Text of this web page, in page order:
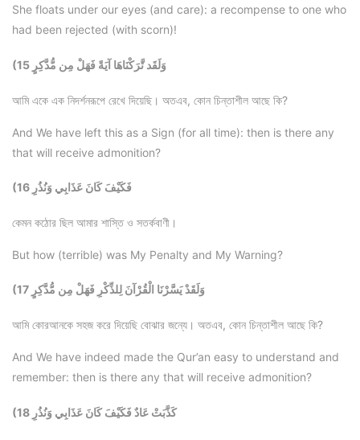
She floats under our eyes (and care): a recompense to one who
had been rejected (with scorn)!
(15 وَلَقَد تَّرَكْنَاهَا آيَةً فَهَلْ مِن مُّدَّكِرٍ
আমি একে এক নিদর্শনরূপে রেখে দিয়েছি। অতএব, কোন চিন্তাশীল আছে কি?
And We have left this as a Sign (for all time): then is there any
that will receive admonition?
(16 فَكَيْفَ كَانَ عَذَابِي وَنُذُرِ
কেমন কঠোর ছিল আমার শাস্তি ও সতর্কবাণী।
But how (terrible) was My Penalty and My Warning?
(17 وَلَقَدْ يَسَّرْنَا الْقُرْآنَ لِلذِّكْرِ فَهَلْ مِن مُّدَّكِرٍ
আমি কোরআনকে সহজ করে দিয়েছি বোঝার জন্যে। অতএব, কোন চিন্তাশীল আছে কি?
And We have indeed made the Qur’an easy to understand and
remember: then is there any that will receive admonition?
(18 كَذَّبَتْ عَادٌ فَكَيْفَ كَانَ عَذَابِي وَنُذُرِ